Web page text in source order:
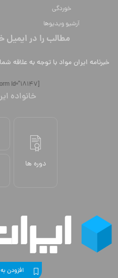
خوردگی
آرشیو ویدیوها
مطالب را در ایمیل
خبرنامه ایران مواد با توجه به علاقه
[mc4wp_form id="18147"]
خانواده
دوره ها
افزودن